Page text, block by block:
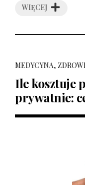
WIĘCEJ
MEDYCYNA,
Ile kosztuje
prywatnie: